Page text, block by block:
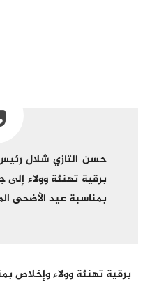
حسن التازي شلال
برقية تهنئة وولاء
بمناسبة عيد الأضحى
برقية تهنئة وولاء وإخلاص